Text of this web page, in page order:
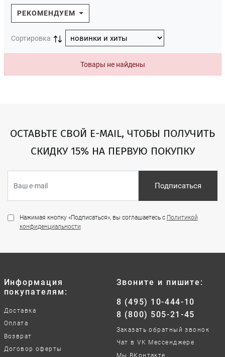
РЕКОМЕНДУЕМ
Сортировка
Товары не найдены
ОСТАВЬТЕ СВОЙ E-MAIL, ЧТОБЫ ПОЛУЧИТЬ
СКИДКУ 15% НА ПЕРВУЮ ПОКУПКУ
Подписаться
Нажимая кнопку «Подписаться», вы соглашаетесь с Политикой
конфиденциальности
Информация
покупателям:
Доставка
Оплата
Возврат
Договор оферты
Звоните и пишите:
8 (495) 10-444-10
8 (800) 505-21-45
Заказать обратный звонок
Чат в VK Мессенджере
Мы ВКонтакте